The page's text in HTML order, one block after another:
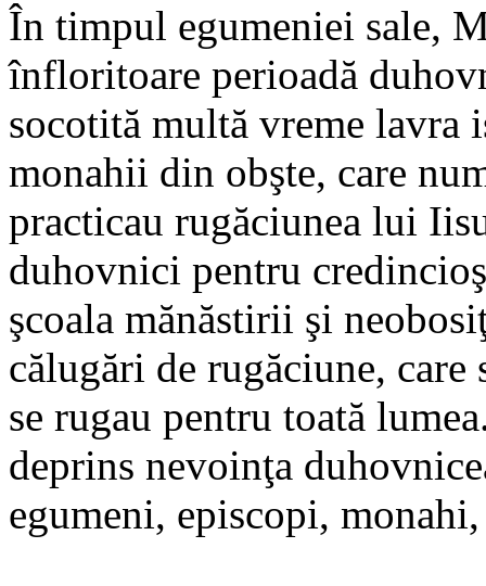
În timpul egumeniei sale,
înfloritoare perioadă
socotită multă vreme
monahii din obşte, care
practicau rugăciunea lui
duhovnici pentru
şcoala mănăstirii şi
călugări de rugăciune, care
se rugau pentru toată
deprins nevoinţa
egumeni, episcopi,